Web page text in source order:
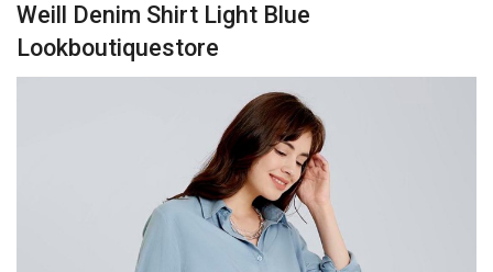
Weill Denim Shirt Light Blue
Lookboutiquestore